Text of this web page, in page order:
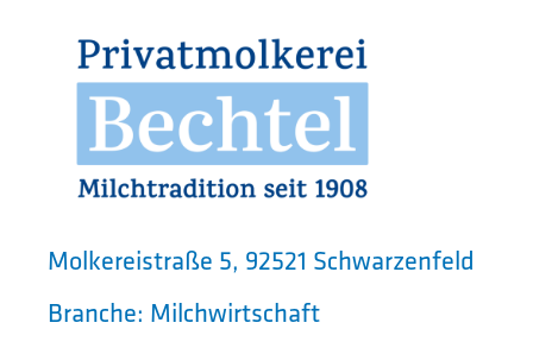
Molkereistraße 5, 92521 Schwarzenfeld
Branche: Milchwirtschaft